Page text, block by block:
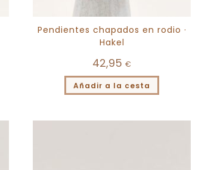
Pendientes chapados en rodio ·
Hakel
42,95 €
Añadir a la cesta